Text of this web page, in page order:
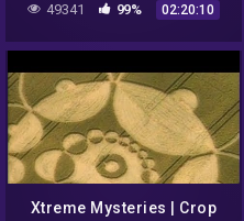
NURÉA TV
49341 99% 02:20:10
Xtreme Mysteries | Crop